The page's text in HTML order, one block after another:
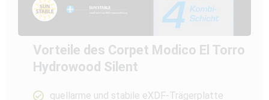
Vorteile des Corpet Modico El Torro
Hydrowood Silent
quellarme und stabile eXDF-Trägerplatte